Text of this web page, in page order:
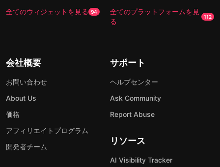
全てのウィジェットを見る 94
全てのプラットフォームを見
る
112
会社概要
お問い合わせ
About Us
価格
アフィリエイトプログラム
開発者チーム
サポート
ヘルプセンター
Ask Community
Report Abuse
リソース
AI Visibility Tracker